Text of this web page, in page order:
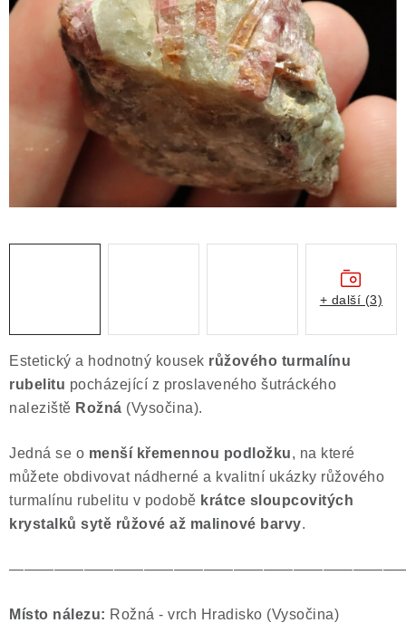
KRYSTALY
ČLÁNKY
NÁŠ PŘÍBĚH
VIDEOGALERIE
Ochrana osobních údajů
Výkup minerálů a drahých kamenů
Formulář pro odstoupení od smlouvy
Estetický a hodnotný kousek růžového turmalínu
rubelitu pocházející z proslaveného šutráckého
naleziště Rožná (Vysočina).
Jedná se o menší křemennou podložku, na které
můžete obdivovat nádherné a kvalitní ukázky růžového
turmalínu rubelitu v podobě krátce sloupcovitých
krystalků sytě růžové až malinové barvy.
Místo nálezu: Rožná - vrch Hradisko (Vysočina)
+ další (3)